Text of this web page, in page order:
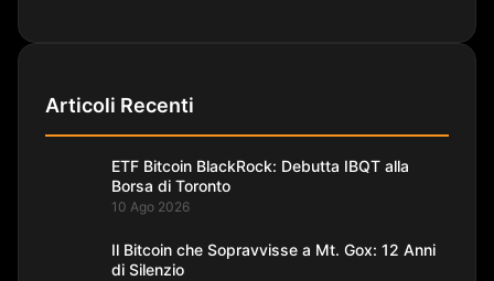
Articoli Recenti
ETF Bitcoin BlackRock: Debutta IBQT alla
Borsa di Toronto
10 Ago 2026
Il Bitcoin che Sopravvisse a Mt. Gox: 12 Anni
di Silenzio